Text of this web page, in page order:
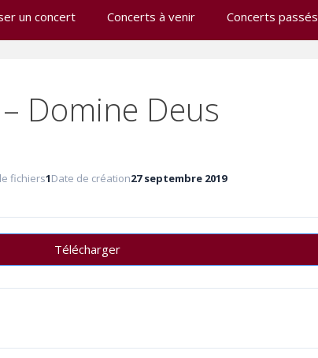
un concert Concerts à venir Concerts passés
Domine Deus
fichiers1Date de création27 septembre 2019
Télécharger